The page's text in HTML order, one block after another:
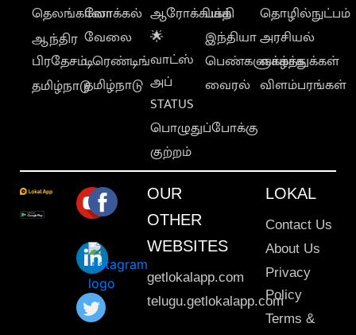
தெலங்கானா
ஆந்திர
பிரதேசம்
தமிழ்நாடு
லோக்கல்
வேலை
டிரெண்டிங்
தமிழ்நாடு
ஆரோக்கியம்
🌟
வாட்ஸ்
அப்
STATUS
பொழுதுப்போக்கு
குற்றம்
பக்தி
இந்தியா
பெண்களுக்காக
வைரல்
தொழில்நுட்பம்
அரசியல்
வாழ்த்துக்கள்
விளம்பரங்கள்
OUR
OTHER
WEBSITES
getlokalapp.com
telugu.getlokalapp.com
LOKAL
Contact Us
About Us
Privacy
Policy
Terms &